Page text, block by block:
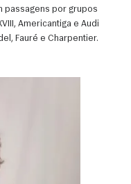
passagens por grupos
Americantiga e Audi
Fauré e Charpentier.